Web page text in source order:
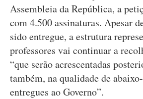
Assembleia da República, a
com 4.500 assinaturas. Apesar
sido entregue, a estrutura
professores vai continuar a
“que serão acrescentadas
também, na qualidade de
entregues ao Governo”.